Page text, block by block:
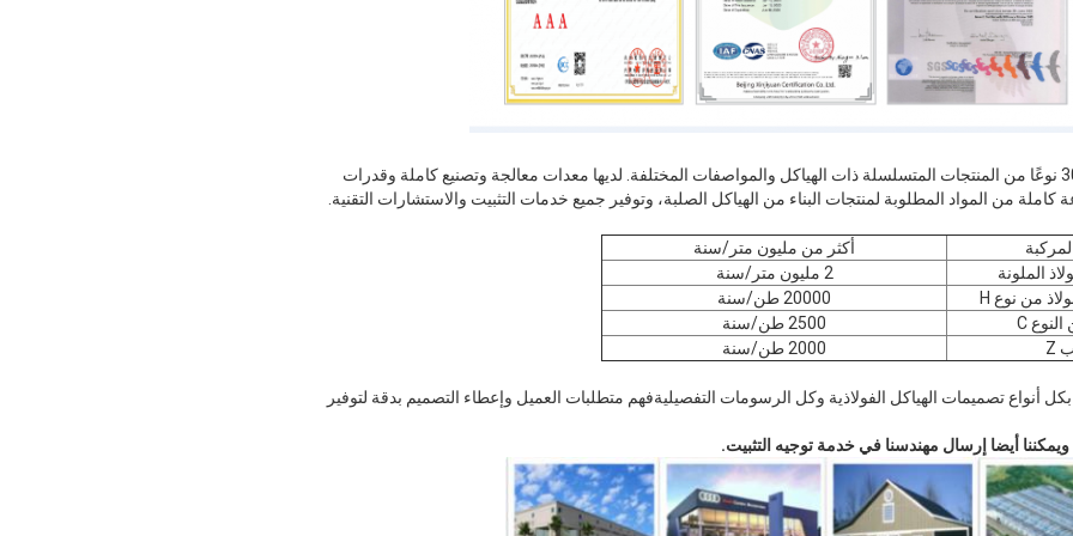
يمكن للشركة أن تنتج أكثر من 30 نوعًا من المنتجات المتسلسلة ذات الهياكل والمواصفات المختلفة. لديها معدات معالجة وتصنيع كاملة وقدرات
من المواد المطلوبة لمنتجات البناء من الهياكل الصلبة، وتوفير جميع خدمات التثبيت والاستشارات التقنية.
أكثر من مليون متر/سنة
2 مليون متر/سنة
20000 طن/سنة
2500 طن/سنة
2000 طن/سنة
أنواع تصميمات الهياكل الفولاذية وكل الرسومات التفصيليةفهم متطلبات العميل وإعطاء التصميم بدقة لتوفير